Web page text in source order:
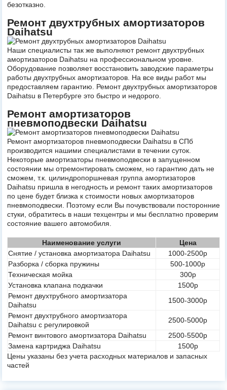
безотказно.
Ремонт двухтрубных амортизаторов
Daihatsu
Наши специалисты так же выполняют ремонт двухтрубных
амортизаторов Daihatsu на профессиональном уровне.
Оборудование позволяет восстановить заводские параметры
работы двухтрубных амортизаторов. На все виды работ мы
предоставляем гарантию. Ремонт двухтрубных амортизаторов
Daihatsu в Петербурге это быстро и недорого.
Ремонт амортизаторов
пневмоподвески Daihatsu
Ремонт амортизаторов пневмоподвески Daihatsu в СПб
производится нашими специалистами в течении суток.
Некоторые амортизаторы пневмоподвески в запущенном
состоянии мы отремонтировать сможем, но гарантию дать не
сможем, т.к. цилиндропоршневая группа амортизаторов
Daihatsu пришла в негодность и ремонт таких амортизаторов
по цене будет близка к стоимости новых амортизаторов
пневмоподвески. Поэтому если Вы почувствовали посторонние
стуки, обратитесь в наши техцентры и мы бесплатно проверим
состояние вашего автомобиля.
Наименование услуги
Цена
Снятие / установка амортизатора Daihatsu
1000-2500р
Разборка / сборка пружины
500-1000р
Техническая мойка
300р
Установка клапана подкачки
1500р
Ремонт двухтрубного амортизатора
Daihatsu
1500-3000р
Ремонт двухтрубного амортизатора
Daihatsu с регулировкой
2500-5000р
Ремонт винтового амортизатора Daihatsu
2500-5500р
Замена картриджа Daihatsu
1500р
Цены указаны без учета расходных материалов и запасных
частей